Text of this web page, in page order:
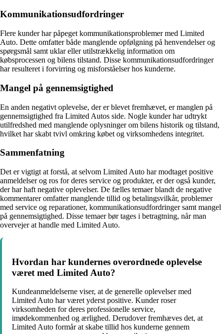
Kommunikationsudfordringer
Flere kunder har påpeget kommunikationsproblemer med Limited
Auto. Dette omfatter både manglende opfølgning på henvendelser og
spørgsmål samt uklar eller utilstrækkelig information om
købsprocessen og bilens tilstand. Disse kommunikationsudfordringer
har resulteret i forvirring og misforståelser hos kunderne.
Mangel på gennemsigtighed
En anden negativt oplevelse, der er blevet fremhævet, er manglen på
gennemsigtighed fra Limited Autos side. Nogle kunder har udtrykt
utilfredshed med manglende oplysninger om bilens historik og tilstand,
hvilket har skabt tvivl omkring købet og virksomhedens integritet.
Sammenfatning
Det er vigtigt at forstå, at selvom Limited Auto har modtaget positive
anmeldelser og ros for deres service og produkter, er der også kunder,
der har haft negative oplevelser. De fælles temaer blandt de negative
kommentarer omfatter manglende tillid og betalingsvilkår, problemer
med service og reparationer, kommunikationsudfordringer samt mangel
på gennemsigtighed. Disse temaer bør tages i betragtning, når man
overvejer at handle med Limited Auto.
Hvordan har kundernes overordnede oplevelse
været med Limited Auto?
Kundeanmeldelserne viser, at de generelle oplevelser med
Limited Auto har været yderst positive. Kunder roser
virksomheden for deres professionelle service,
imødekommenhed og ærlighed. Derudover fremhæves det, at
Limited Auto formår at skabe tillid hos kunderne gennem